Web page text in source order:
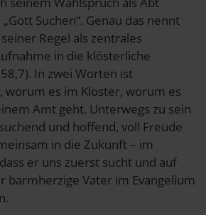
Suchen“. Genau das nennt
Regel als zentrales
in die klösterliche
In zwei Worten ist
worum es im Kloster, worum es
Amt geht. Unterwegs zu sein
und hoffend, voll Freude
in die Zukunft – im
er uns zuerst sucht und auf
barmherzige Vater im Evangelium